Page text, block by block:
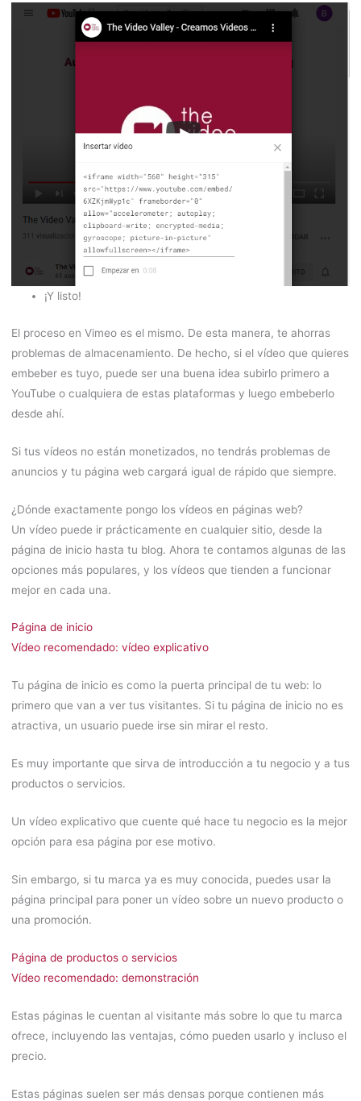
¡Y listo!
El proceso en Vimeo es el mismo. De esta manera, te ahorras
problemas de almacenamiento. De hecho, si el vídeo que quieres
embeber es tuyo, puede ser una buena idea subirlo primero a
YouTube o cualquiera de estas plataformas y luego embeberlo
desde ahí.
Si tus vídeos no están monetizados, no tendrás problemas de
anuncios y tu página web cargará igual de rápido que siempre.
¿Dónde exactamente pongo los vídeos en páginas web?
Un vídeo puede ir prácticamente en cualquier sitio, desde la
página de inicio hasta tu blog. Ahora te contamos algunas de las
opciones más populares, y los vídeos que tienden a funcionar
mejor en cada una.
Página de inicio
Vídeo recomendado: vídeo explicativo
Tu página de inicio es como la puerta principal de tu web: lo
primero que van a ver tus visitantes. Si tu página de inicio no es
atractiva, un usuario puede irse sin mirar el resto.
Es muy importante que sirva de introducción a tu negocio y a tus
productos o servicios.
Un vídeo explicativo que cuente qué hace tu negocio es la mejor
opción para esa página por ese motivo.
Sin embargo, si tu marca ya es muy conocida, puedes usar la
página principal para poner un vídeo sobre un nuevo producto o
una promoción.
Página de productos o servicios
Vídeo recomendado: demonstración
Estas páginas le cuentan al visitante más sobre lo que tu marca
ofrece, incluyendo las ventajas, cómo pueden usarlo y incluso el
precio.
Estas páginas suelen ser más densas porque contienen más